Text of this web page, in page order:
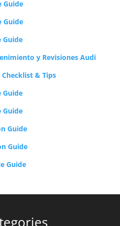
Guide
Guide
Guide
y Revisiones Audi
Checklist & Tips
Guide
Guide
Guide
Guide
Guide